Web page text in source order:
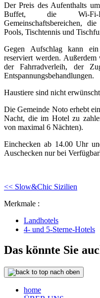
Der Preis des Aufenthalts
Buffet, die Wi-Fi-
Gemeinschaftsbereichen,
Pools, Tischtennis und
Gegen Aufschlag kann
reserviert werden. Außerdem
der Fahrradverleih, der
Entspannungsbehandlungen.
Haustiere sind nicht
Die Gemeinde Noto erhebt
Nacht, die im Hotel zu
von maximal 6 Nächten).
Einchecken ab 14.00 Uhr
Auschecken nur bei
<< Slow&Chic Sizilien
Merkmale :
Landhotels
4- und 5-Sterne-Hotels
Das könnte Sie
nach oben
home